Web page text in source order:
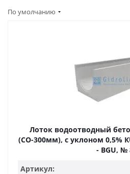
По умолчанию
Лоток водоотводный
(СО-300мм), с уклоном 0,5%
- BGU, №
Артикул: